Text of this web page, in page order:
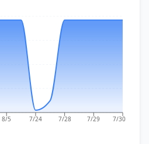
8/5 7/24 7/28 7/29 7/30